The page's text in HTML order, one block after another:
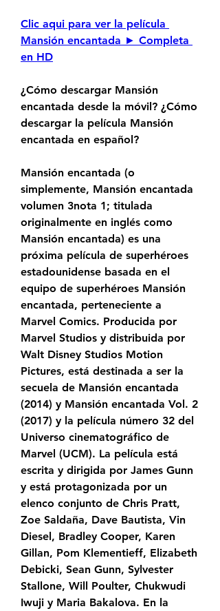
Clic aqui para ver la película
Mansión encantada ► Completa
en HD
¿Cómo descargar Mansión
encantada desde la móvil? ¿Cómo
descargar la película Mansión
encantada en español?
Mansión encantada (o
simplemente, Mansión encantada
volumen 3nota 1; titulada
originalmente en inglés como
Mansión encantada) es una
próxima película de superhéroes
estadounidense basada en el
equipo de superhéroes Mansión
encantada, perteneciente a
Marvel Comics. Producida por
Marvel Studios y distribuida por
Walt Disney Studios Motion
Pictures, está destinada a ser la
secuela de Mansión encantada
(2014) y Mansión encantada Vol. 2
(2017) y la película número 32 del
Universo cinematográfico de
Marvel (UCM). La película está
escrita y dirigida por James Gunn
y está protagonizada por un
elenco conjunto de Chris Pratt,
Zoe Saldaña, Dave Bautista, Vin
Diesel, Bradley Cooper, Karen
Gillan, Pom Klementieff, Elizabeth
Debicki, Sean Gunn, Sylvester
Stallone, Will Poulter, Chukwudi
Iwuji y Maria Bakalova. En la